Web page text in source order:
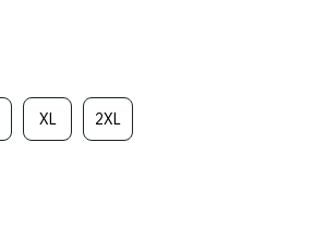
XLVariante
Esgotada
2XLVariante
Esgotada